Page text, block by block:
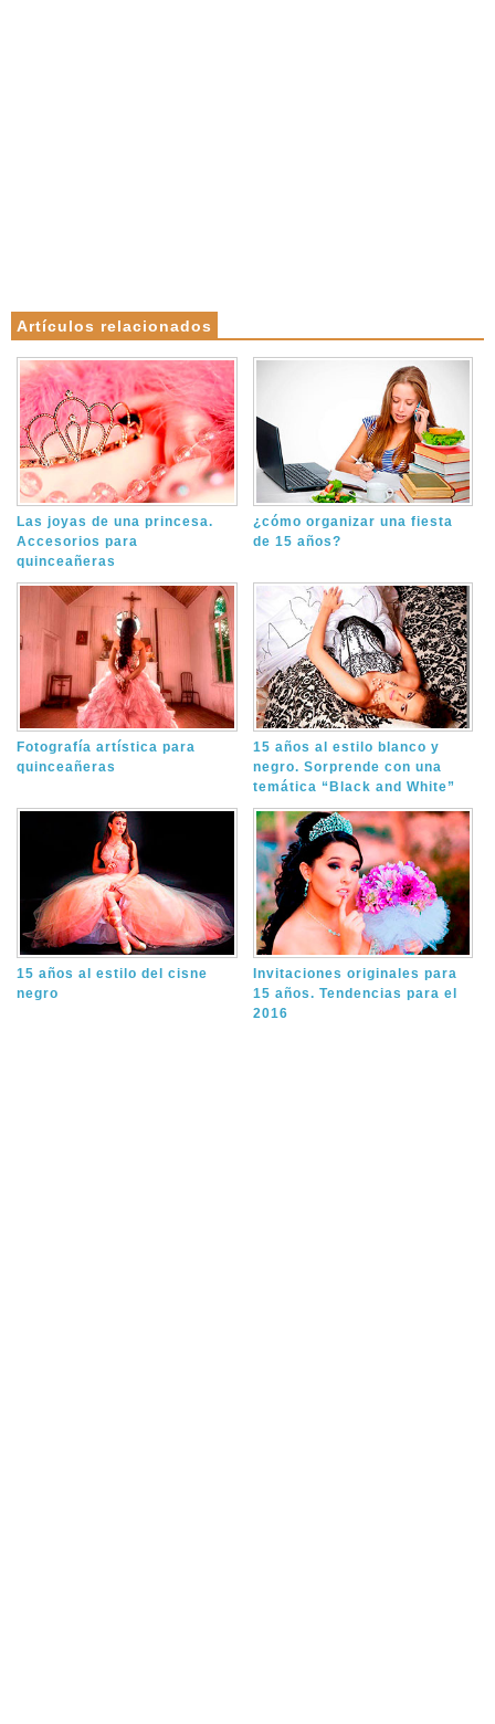
Artículos relacionados
Las joyas de una princesa.
Accesorios para
quinceañeras
¿cómo organizar una fiesta
de 15 años?
Fotografía artística para
quinceañeras
15 años al estilo blanco y
negro. Sorprende con una
temática “Black and White”
15 años al estilo del cisne
negro
Invitaciones originales para
15 años. Tendencias para el
2016